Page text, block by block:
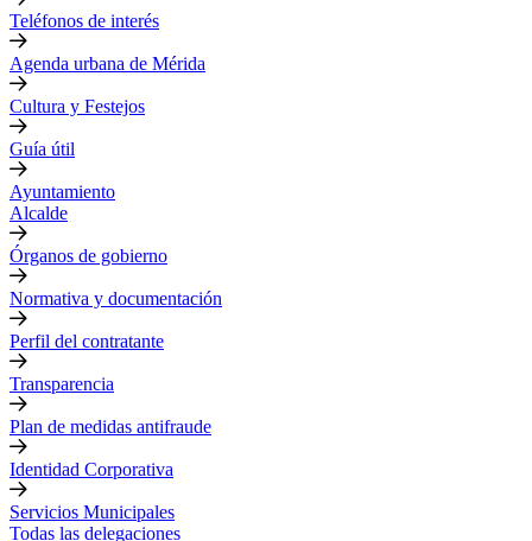
Teléfonos de interés
Agenda urbana de Mérida
Cultura y Festejos
Guía útil
Ayuntamiento
Alcalde
Órganos de gobierno
Normativa y documentación
Perfil del contratante
Transparencia
Plan de medidas antifraude
Identidad Corporativa
Servicios Municipales
Todas las delegaciones